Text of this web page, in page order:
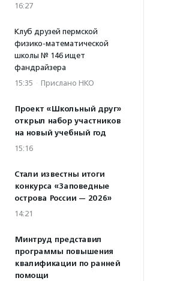
16:27
Клуб друзей пермской
физико-математической
школы № 146 ищет
фандрайзера
15:35 · Прислано НКО
Проект «Школьный друг»
открыл набор участников
на новый учебный год
15:16
Стали известны итоги
конкурса «Заповедные
острова России — 2026»
14:21
Минтруд представил
программы повышения
квалификации по ранней
помощи